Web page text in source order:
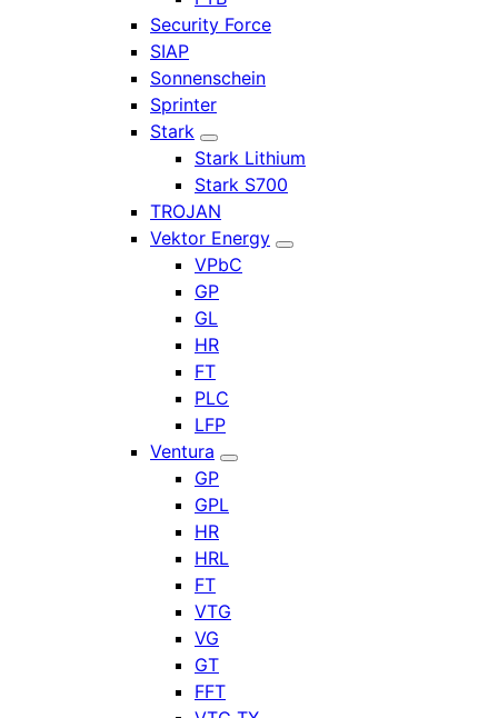
Security Force
SIAP
Sonnenschein
Sprinter
Stark
Stark Lithium
Stark S700
TROJAN
Vektor Energy
VPbC
GP
GL
HR
FT
PLC
LFP
Ventura
GP
GPL
HR
HRL
FT
VTG
VG
GT
FFT